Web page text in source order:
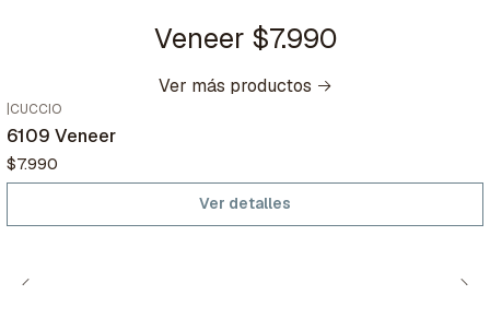
Veneer $7.990
Ver más productos
CUCCIO
6109 Veneer
$7.990
Ver detalles